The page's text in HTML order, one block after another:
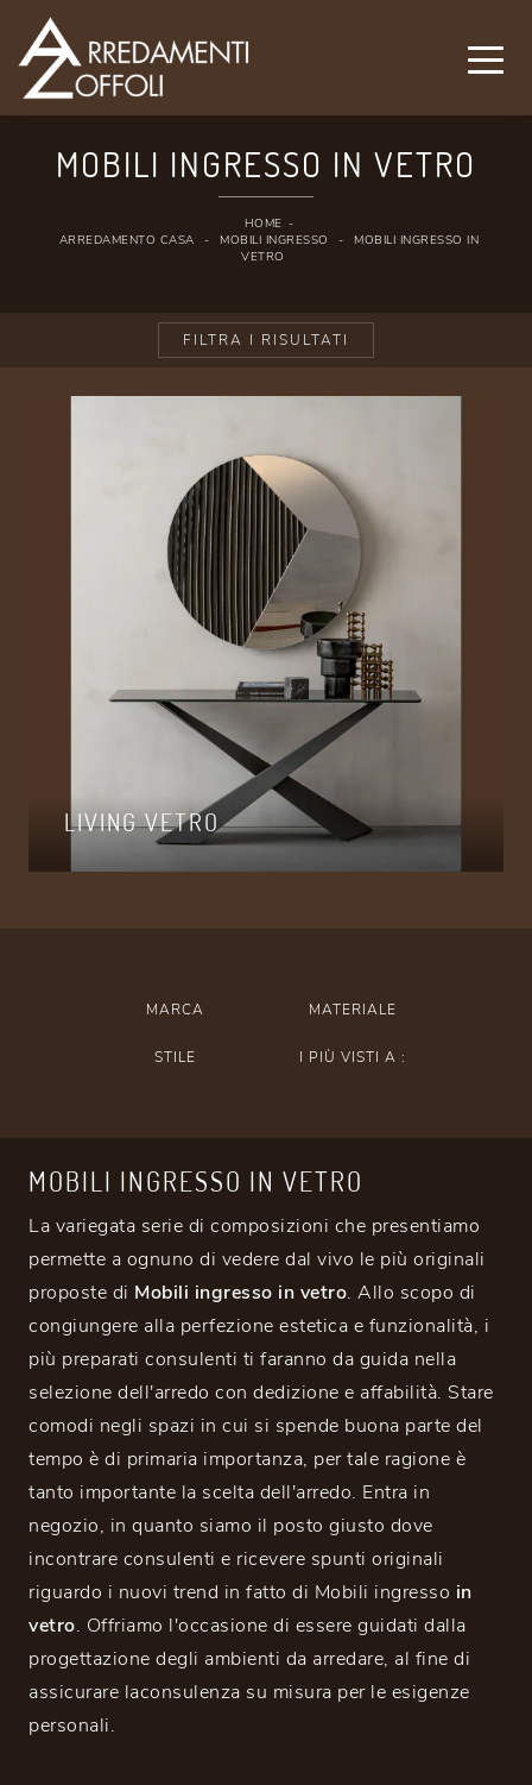
MOBILI INGRESSO IN VETRO
HOME -
ARREDAMENTO CASA
- MOBILI INGRESSO -
MOBILI INGRESSO IN
VETRO
FILTRA I RISULTATI
LIVING VETRO
MARCA MATERIALE
STILE I PIÙ VISTI A :
MOBILI INGRESSO IN VETRO
La variegata serie di composizioni che presentiamo
permette a ognuno di vedere dal vivo le più originali
proposte di Mobili ingresso in vetro. Allo scopo di
congiungere alla perfezione estetica e funzionalità, i
più preparati consulenti ti faranno da guida nella
selezione dell'arredo con dedizione e affabilità. Stare
comodi negli spazi in cui si spende buona parte del
tempo è di primaria importanza, per tale ragione è
tanto importante la scelta dell'arredo. Entra in
negozio, in quanto siamo il posto giusto dove
incontrare consulenti e ricevere spunti originali
riguardo i nuovi trend in fatto di Mobili ingresso in
vetro. Offriamo l'occasione di essere guidati dalla
progettazione degli ambienti da arredare, al fine di
assicurare laconsulenza su misura per le esigenze
personali.